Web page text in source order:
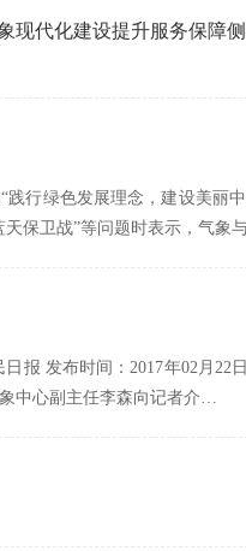
代化建设提升服务保障侧
践行绿色发展理念，建设美丽
保卫战”等问题时表示，气象
报 发布时间：2017年02月22
中心副主任李森向记者介…